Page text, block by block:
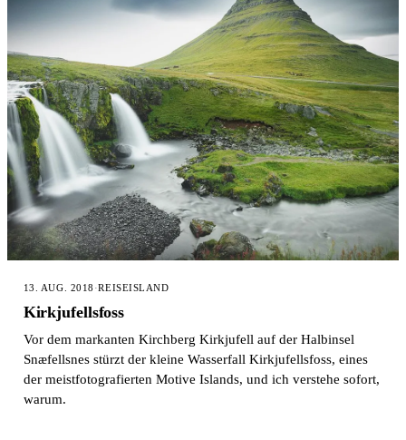
13. AUG. 2018 ·REISEISLAND
Kirkjufellsfoss
Vor dem markanten Kirchberg Kirkjufell auf der Halbinsel
Snæfellsnes stürzt der kleine Wasserfall Kirkjufellsfoss, eines
der meistfotografierten Motive Islands, und ich verstehe sofort,
warum.